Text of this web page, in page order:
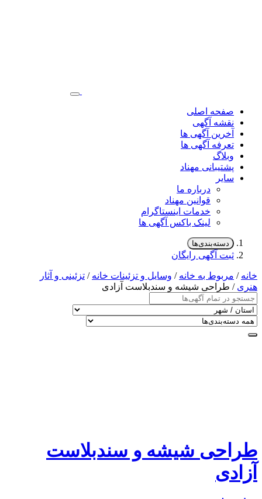
صفحه اصلی
نقشه آگهی
آخرین آگهی ها
تعرفه آگهی ها
وبلاگ
پشتیبانی مهناد
سایر
درباره ما
قوانین مهناد
خدمات اینستاگرام
لینک باکس آگهی ها
دسته‌بندی‌ها
ثبت آگهی رایگان
خانه/ مربوط به خانه/ وسایل و تزئینات خانه/ تزئینی و آثار
هنری/ طراحی شیشه و سندبلاست آزادی
طراحی شیشه و سندبلاست
آزادی